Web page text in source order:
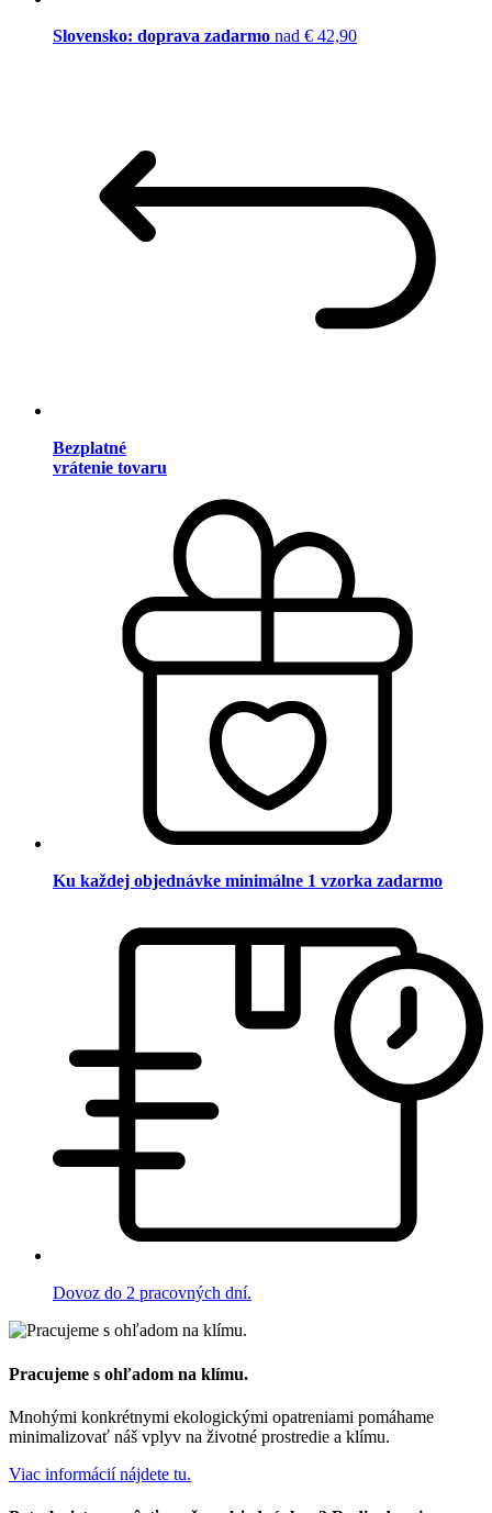
Slovensko: doprava zadarmo nad € 42,90
Bezplatné
vrátenie tovaru
Ku každej objednávke minimálne 1 vzorka zadarmo
Dovoz do 2 pracovných dní.
Pracujeme s ohľadom na klímu.
Mnohými konkrétnymi ekologickými opatreniami pomáhame
minimalizovať náš vplyv na životné prostredie a klímu.
Viac informácií nájdete tu.